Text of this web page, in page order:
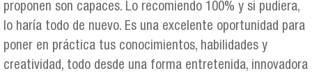
proponen son capaces. Lo recomiendo 100% y si pudiera,
lo haría todo de nuevo. Es una excelente oportunidad para
poner en práctica tus conocimientos, habilidades y
creatividad, todo desde una forma entretenida, innovadora